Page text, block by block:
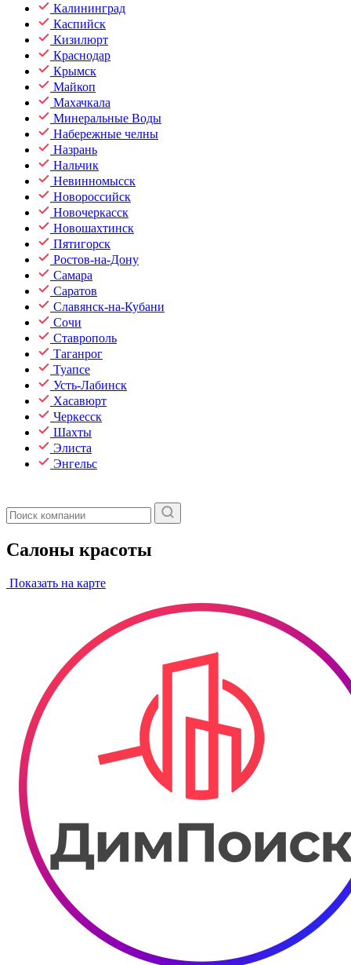
Калининград
Каспийск
Кизилюрт
Краснодар
Крымск
Майкоп
Махачкала
Минеральные Воды
Набережные челны
Назрань
Нальчик
Невинномысск
Новороссийск
Новочеркасск
Новошахтинск
Пятигорск
Ростов-на-Дону
Самара
Саратов
Славянск-на-Кубани
Сочи
Ставрополь
Таганрог
Туапсе
Усть-Лабинск
Хасавюрт
Черкесск
Шахты
Элиста
Энгельс
Салоны красоты
Показать на карте